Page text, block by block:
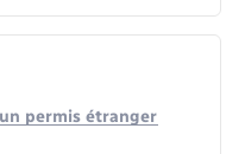
permis étranger